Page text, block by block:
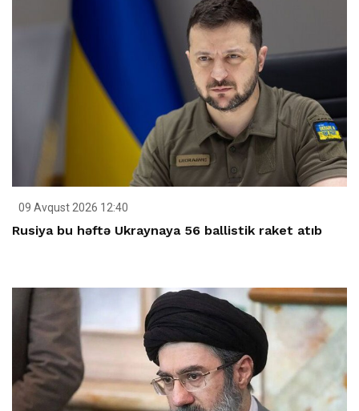
09 Avqust 2026 12:40
Rusiya bu həftə Ukraynaya 56 ballistik raket atıb